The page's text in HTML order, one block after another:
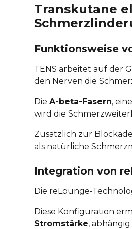
Transkutane
Funktionsweise
TENS arbeitet auf der
den Nerven die
DieA-beta-Fasern,
wird die
Zusätzlich zur
als natürliche
Integration von
Die reLounge-
Diese Konfiguration
Stromstärke,